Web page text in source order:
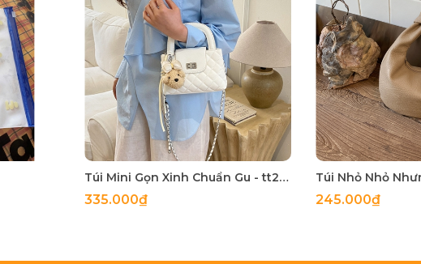
Túi Mini Gọn Xinh Chuẩn Gu - tt260518
335.000₫ 245.000₫